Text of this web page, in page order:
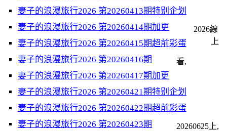
妻子的浪漫旅行2026 第20260413期特别企划
妻子的浪漫旅行2026 第20260414期加更
妻子的浪漫旅行2026 第20260415期超前彩蛋
妻子的浪漫旅行2026 第20260416期
妻子的浪漫旅行2026 第20260417期加更
妻子的浪漫旅行2026 第20260421期特别企划
妻子的浪漫旅行2026 第20260422期超前彩蛋
妻子的浪漫旅行2026 第20260423期
2026線
上
看,
20260625上,